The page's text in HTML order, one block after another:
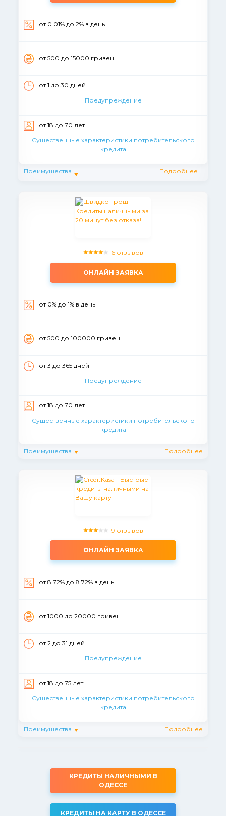
от 0.01% до 2% в день
от 500 до 15000 гривен
от 1 до 30 дней
Предупреждение
от 18 до 70 лет
Существенные характеристики потребительского
кредита
Преимущества Подробнее
6 отзывов
ОНЛАЙН ЗАЯВКА
от 0% до 1% в день
от 500 до 100000 гривен
от 3 до 365 дней
Предупреждение
от 18 до 70 лет
Существенные характеристики потребительского
кредита
Преимущества Подробнее
9 отзывов
ОНЛАЙН ЗАЯВКА
от 8.72% до 8.72% в день
от 1000 до 20000 гривен
от 2 до 31 дней
Предупреждение
от 18 до 75 лет
Существенные характеристики потребительского
кредита
Преимущества Подробнее
КРЕДИТЫ НАЛИЧНЫМИ В
ОДЕССЕ
КРЕДИТЫ НА КАРТУ В ОДЕССЕ